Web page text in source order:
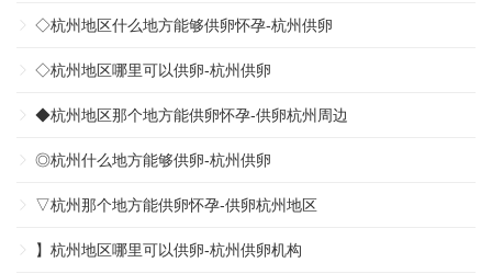
◇杭州地区什么地方能够供卵怀孕-杭州供卵
◇杭州地区哪里可以供卵-杭州供卵
◆杭州地区那个地方能供卵怀孕-供卵杭州周边
◎杭州什么地方能够供卵-杭州供卵
▽杭州那个地方能供卵怀孕-供卵杭州地区
】杭州地区哪里可以供卵-杭州供卵机构